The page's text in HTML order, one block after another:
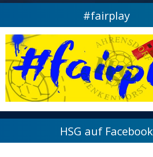
#fairplay
HSG auf Facebook